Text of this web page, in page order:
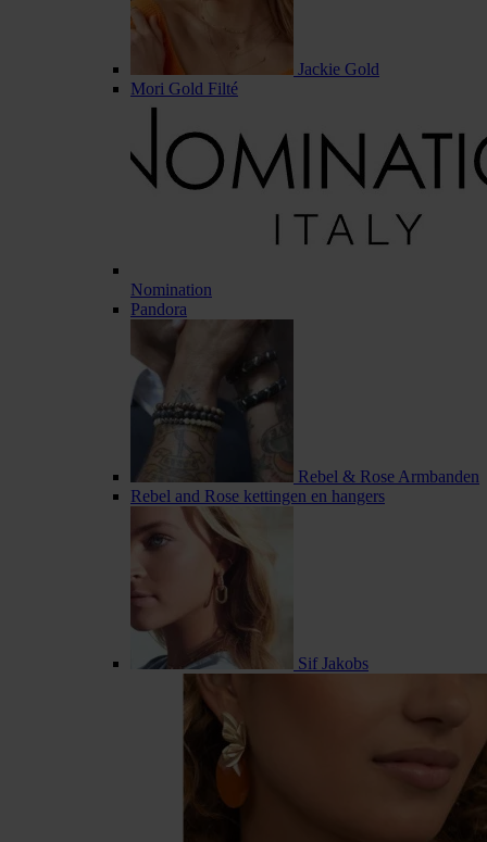
Jackie Gold
Mori Gold Filté
Nomination
Pandora
Rebel & Rose Armbanden
Rebel and Rose kettingen en hangers
Sif Jakobs